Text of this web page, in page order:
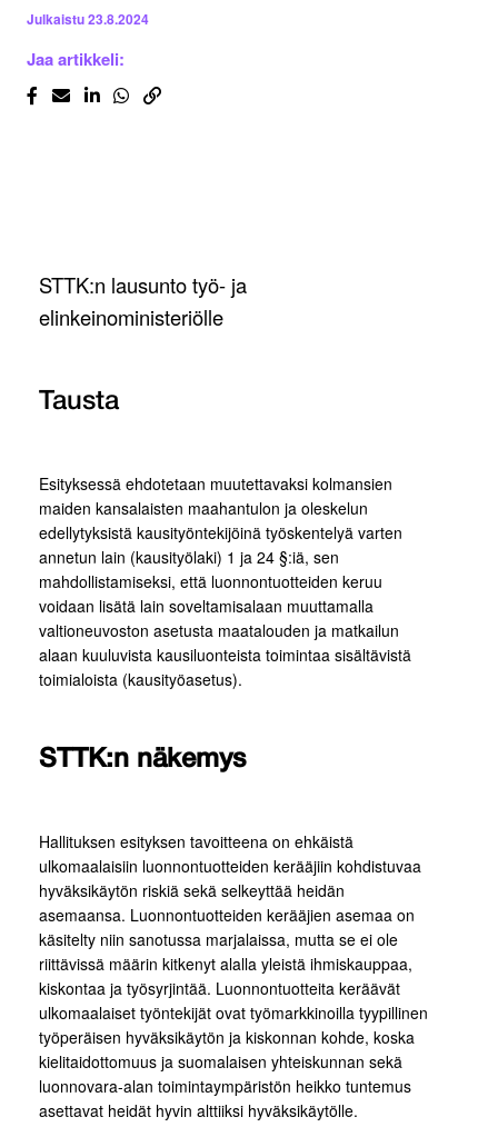
Julkaistu23.8.2024
Jaa artikkeli:
STTK:n lausunto työ- ja
elinkeinoministeriölle
Tausta
Esityksessä ehdotetaan muutettavaksi kolmansien
maiden kansalaisten maahantulon ja oleskelun
edellytyksistä kausityöntekijöinä työskentelyä varten
annetun lain (kausityölaki) 1 ja 24 §:iä, sen
mahdollistamiseksi, että luonnontuotteiden keruu
voidaan lisätä lain soveltamisalaan muuttamalla
valtioneuvoston asetusta maatalouden ja matkailun
alaan kuuluvista kausiluonteista toimintaa sisältävistä
toimialoista (kausityöasetus).
STTK:n näkemys
Hallituksen esityksen tavoitteena on ehkäistä
ulkomaalaisiin luonnontuotteiden kerääjiin kohdistuvaa
hyväksikäytön riskiä sekä selkeyttää heidän
asemaansa. Luonnontuotteiden kerääjien asemaa on
käsitelty niin sanotussa marjalaissa, mutta se ei ole
riittävissä määrin kitkenyt alalla yleistä ihmiskauppaa,
kiskontaa ja työsyrjintää. Luonnontuotteita keräävät
ulkomaalaiset työntekijät ovat työmarkkinoilla tyypillinen
työperäisen hyväksikäytön ja kiskonnan kohde, koska
kielitaidottomuus ja suomalaisen yhteiskunnan sekä
luonnovara-alan toimintaympäristön heikko tuntemus
asettavat heidät hyvin alttiiksi hyväksikäytölle.